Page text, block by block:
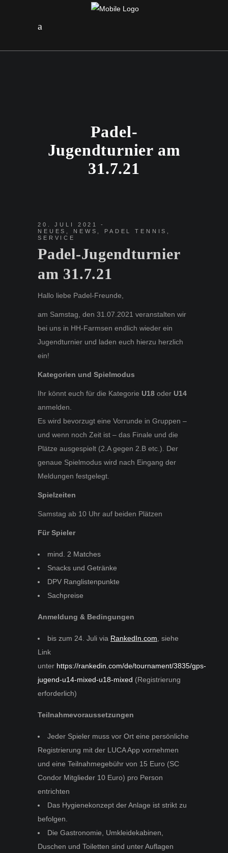
Padel-
Jugendturnier am
31.7.21
20. JULI 2021
NEUES
NEWS PADEL TENNIS
SERVICE
Padel-Jugendturnier
am 31.7.21
Hallo liebe Padel-Freunde,
am Samstag, den 31.07.2021 veranstalten wir
bei uns in HH-Farmsen endlich wieder ein
Jugendturnier und laden euch hierzu herzlich
ein!
Kategorien und Spielmodus
Ihr könnt euch für die Kategorie U18 oder U14
anmelden.
Es wird bevorzugt eine Vorrunde in Gruppen –
und wenn noch Zeit ist – das Finale und die
Plätze ausgespielt (2.A gegen 2.B etc.). Der
genaue Spielmodus wird nach Eingang der
Meldungen festgelegt.
Spielzeiten
Samstag ab 10 Uhr auf beiden Plätzen
Für Spieler
mind. 2 Matches
Snacks und Getränke
DPV Ranglistenpunkte
Sachpreise
Anmeldung & Bedingungen
bis zum 24. Juli via RankedIn.com , siehe
Link
unter https://rankedin.com/de/tournament/3835/gps-
jugend-u14-mixed-u18-mixed (Registrierung
erforderlich)
Teilnahmevoraussetzungen
Jeder Spieler muss vor Ort eine persönliche
Registrierung mit der LUCA App vornehmen
und eine Teilnahmegebühr von 15 Euro (SC
Condor Mitglieder 10 Euro) pro Person
entrichten
Das Hygienekonzept der Anlage ist strikt zu
befolgen.
Die Gastronomie, Umkleidekabinen,
Duschen und Toiletten sind unter Auflagen